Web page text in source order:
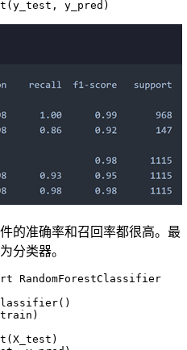
的准确率和召回率都很高。最
分类器。
RandomForestClassifier